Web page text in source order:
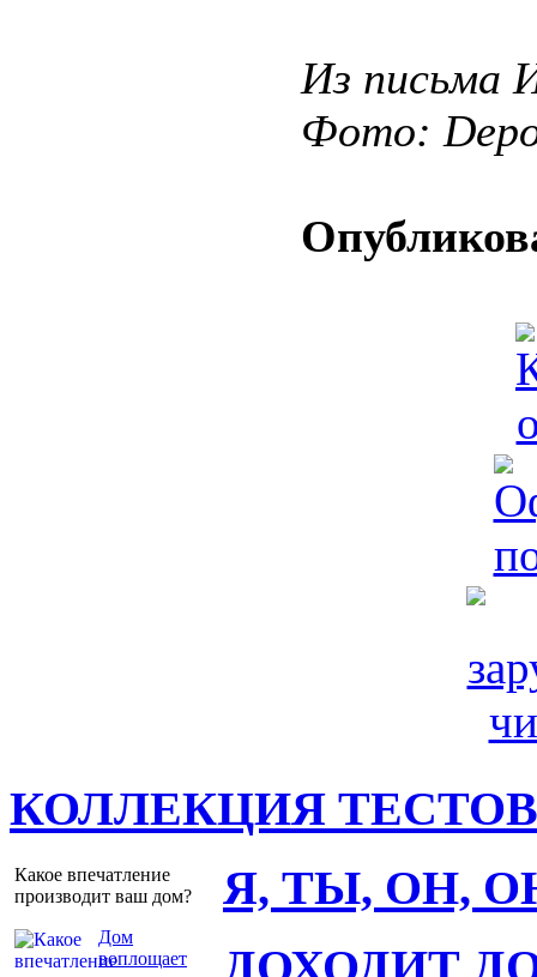
Из письма
Фото:
КОЛЛЕКЦИЯ ТЕСТОВ
Какое впечатление
производит ваш дом?
Дом
воплощает
Я, ТЫ, ОН,